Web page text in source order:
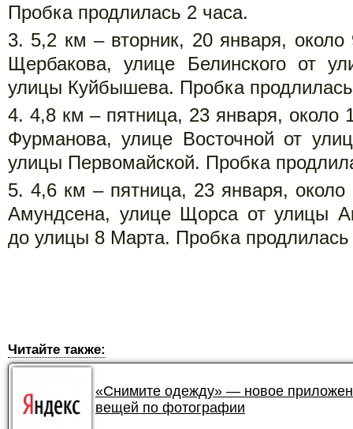
Пробка продлилась 2 часа.
5,2 км – вторник, 20 января,
Щербакова, улице Белинского от
улицы Куйбышева. Пробка
4,8 км – пятница, 23 января, около
Фурманова, улице Восточной от
улицы Первомайской. Пробка
4,6 км – пятница, 23 января,
Амундсена, улице Щорса от улицы
до улицы 8 Марта. Пробка продлилась
Читайте также:
«Снимите одежду» — новое
вещей по фотографии